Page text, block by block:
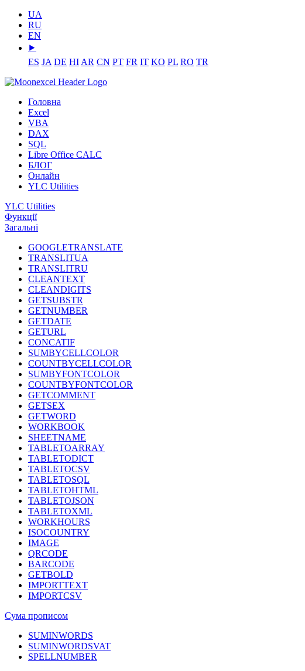
UA
RU
EN
⯈
ES JA DE HI AR CN PT FR IT KO PL RO TR
Головна
Excel
VBA
DAX
SQL
Libre Office CALC
БЛОГ
Онлайн
YLC Utilities
YLC Utilities
Функції
Загальні
GOOGLETRANSLATE
TRANSLITUA
TRANSLITRU
CLEANTEXT
CLEANDIGITS
GETSUBSTR
GETNUMBER
GETDATE
GETURL
CONCATIF
SUMBYCELLCOLOR
COUNTBYCELLCOLOR
SUMBYFONTCOLOR
COUNTBYFONTCOLOR
GETCOMMENT
GETSEX
GETWORD
WORKBOOK
SHEETNAME
TABLETOARRAY
TABLETODICT
TABLETOCSV
TABLETOSQL
TABLETOHTML
TABLETOJSON
TABLETOXML
WORKHOURS
ISOCOUNTRY
IMAGE
QRCODE
BARCODE
GETBOLD
IMPORTTEXT
IMPORTCSV
Сума прописом
SUMINWORDS
SUMINWORDSVAT
SPELLNUMBER